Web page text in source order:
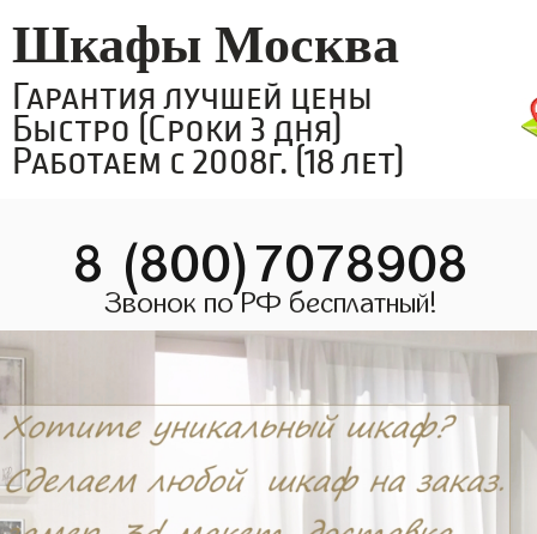
Шкафы Москва
Гарантия лучшей цены
Быстро (Сроки 3 дня)
Работаем с 2008г. (18 лет)
8 (800)7078908
Звонок по РФ бесплатный!